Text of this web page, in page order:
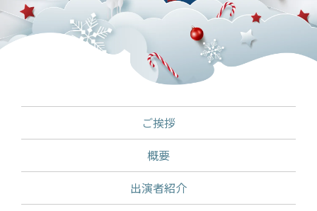
ご挨拶
概要
出演者紹介